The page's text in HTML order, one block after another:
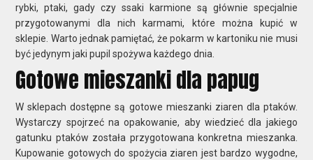
rybki, ptaki, gady czy ssaki karmione są głównie specjalnie
przygotowanymi dla nich karmami, które można kupić w
sklepie. Warto jednak pamiętać, że pokarm w kartoniku nie musi
być jedynym jaki pupil spożywa każdego dnia.
Gotowe mieszanki dla papug
W sklepach dostępne są gotowe mieszanki ziaren dla ptaków.
Wystarczy spojrzeć na opakowanie, aby wiedzieć dla jakiego
gatunku ptaków została przygotowana konkretna mieszanka.
Kupowanie gotowych do spożycia ziaren jest bardzo wygodne,